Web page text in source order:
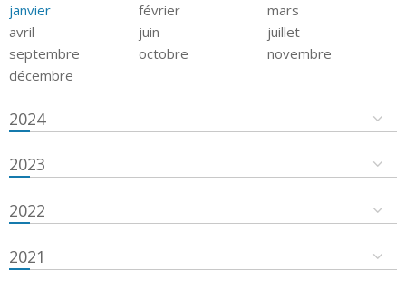
janvier février
mars
avril
juin
juillet
septembre
octobre
novembre
décembre
2024
2023
2022
2021